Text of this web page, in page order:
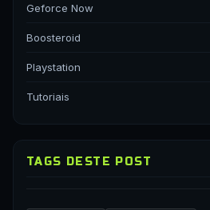
Geforce Now
Boosteroid
Playstation
Tutoriais
TAGS DESTE POST